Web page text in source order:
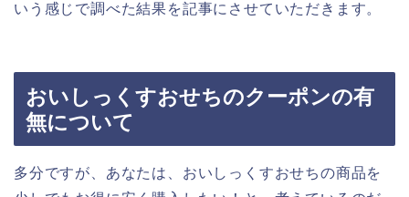
いう感じで調べた結果を記事にさせていただきます。
おいしっくすおせちのクーポンの有
無について
多分ですが、あなたは、おいしっくすおせちの商品を